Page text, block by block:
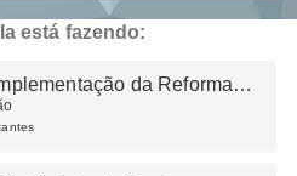
está fazendo:
da Reforma